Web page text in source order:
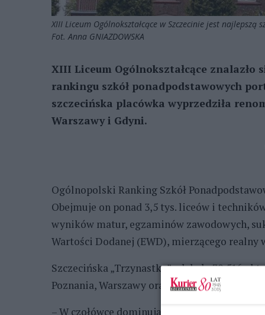
XIII Liceum Ogólnokształcące w Szczecinie jest
Fot. Anna GNIAZDOWSKA
XIII Liceum Ogólnokształcące znalazło
rankingu szkół ponadpodstawowych
szczecińska placówka wyprzedziła
Warszawy i Gdyni.
Ogólnopolski Ranking Szkół
Obejmuje on ponad 3,5 tys. liceów i
wyników matur, egzaminów zawodowych,
Wartości Dodanej (EWD), mierzącego realny
Szczecińska „Trzynastka” zdobyła 70,516
Poznania, Warszawy oraz Gdyni.
– W czołówce dominują duże ośrodki